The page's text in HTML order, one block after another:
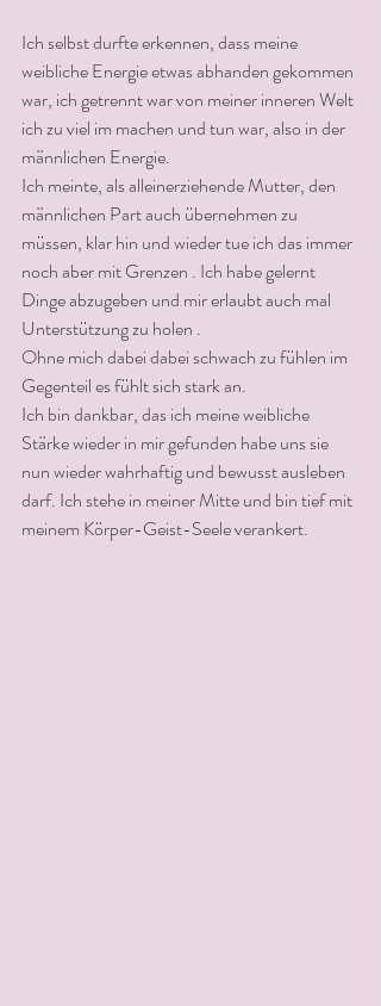
Ich selbst durfte erkennen, dass meine
weibliche Energie etwas abhanden gekommen
war, ich getrennt war von meiner inneren Welt
ich zu viel im machen und tun war, also in der
männlichen Energie.
Ich meinte, als alleinerziehende Mutter, den
männlichen Part auch übernehmen zu
müssen, klar hin und wieder tue ich das immer
noch aber mit Grenzen . Ich habe gelernt
Dinge abzugeben und mir erlaubt auch mal
Unterstützung zu holen .
Ohne mich dabei dabei schwach zu fühlen im
Gegenteil es fühlt sich stark an.
Ich bin dankbar, das ich meine weibliche
Stärke wieder in mir gefunden habe uns sie
nun wieder wahrhaftig und bewusst ausleben
darf. Ich stehe in meiner Mitte und bin tief mit
meinem Körper-Geist-Seele verankert.